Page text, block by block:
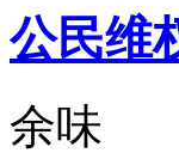
公民维
余味